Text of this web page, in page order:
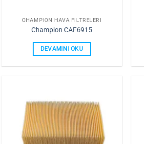
CHAMPION HAVA FILTRELERI
Champion CAF6915
DEVAMINI OKU
Favorilerime
Ekle